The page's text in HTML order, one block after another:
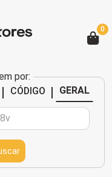
por:
| CÓDIGO | GERAL
0